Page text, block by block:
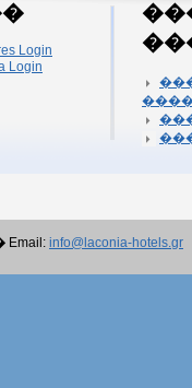
Login
Login
Email: info@laconia-hotels.gr